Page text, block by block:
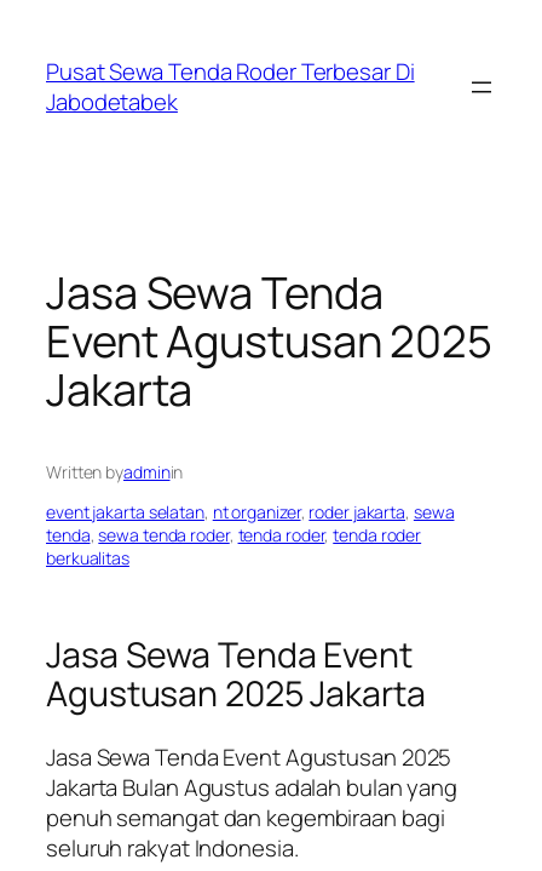
content
Pusat Sewa Tenda Roder Terbesar Di
Jabodetabek
Jasa Sewa Tenda
Event Agustusan 2025
Jakarta
Written byadminin
event jakarta selatan, nt organizer, roder jakarta, sewa
tenda, sewa tenda roder, tenda roder, tenda roder
berkualitas
Jasa Sewa Tenda Event
Agustusan 2025 Jakarta
Jasa Sewa Tenda Event Agustusan 2025
Jakarta Bulan Agustus adalah bulan yang
penuh semangat dan kegembiraan bagi
seluruh rakyat Indonesia.